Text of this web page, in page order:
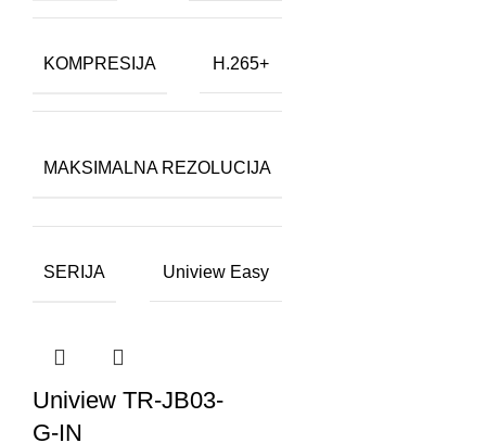
KOMPRESIJA H.265+
MAKSIMALNA REZOLUCIJA
SERIJA Uniview Easy
Uniview TR-JB03-
G-IN